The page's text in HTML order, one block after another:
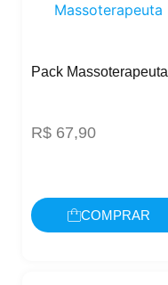
Pack Massoterapeuta
R$ 67,90
COMPRAR